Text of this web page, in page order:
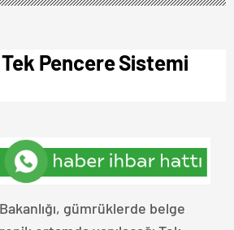
Pencere Sistemi
gümrüklerde belge